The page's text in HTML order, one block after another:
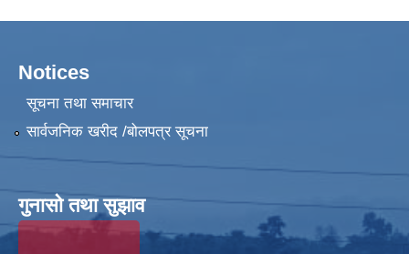
Notices
सूचना तथा समाचार
सार्वजनिक खरीद /बोलपत्र सूचना
गुनासो तथा सुझाव